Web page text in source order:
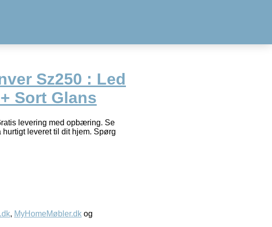
Sz250 : Led
Sort Glans
levering med opbæring. Se
leveret til dit hjem. Spørg
, MyHomeMøbler.dk og